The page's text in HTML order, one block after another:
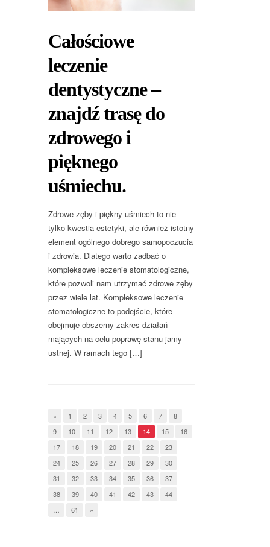
Całościowe
leczenie
dentystyczne –
znajdź trasę do
zdrowego i
pięknego
uśmiechu.
Zdrowe zęby i piękny uśmiech to nie
tylko kwestia estetyki, ale również istotny
element ogólnego dobrego samopoczucia
i zdrowia. Dlatego warto zadbać o
kompleksowe leczenie stomatologiczne,
które pozwoli nam utrzymać zdrowe zęby
przez wiele lat. Kompleksowe leczenie
stomatologiczne to podejście, które
obejmuje obszerny zakres działań
mających na celu poprawę stanu jamy
ustnej. W ramach tego […]
« 1 2 3 4 5 6 7
8
9
10 11 12 13 14 15
16
17
18 19 20 21 22
23
24
25 26 27 28 29
30
31
32 33 34 35 36
37
38
39 40 41 42 43
44
…
61 »